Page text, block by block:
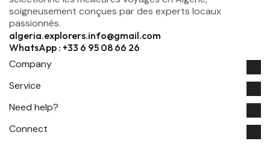
soigneusement conçues par des experts locaux
passionnés.
algeria.explorers.info@gmail.com
WhatsApp : +33 6 95 08 66 26
Company
Service
Need help?
Connect